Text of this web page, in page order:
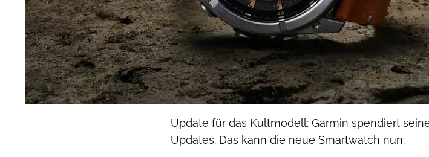
Update für das Kultmodell: Garmin spendiert
Updates. Das kann die neue Smartwatch nun: